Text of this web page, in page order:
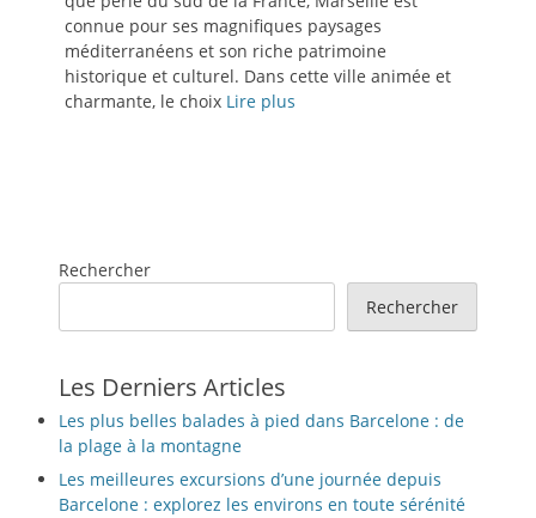
connue pour ses magnifiques paysages
méditerranéens et son riche patrimoine
historique et culturel. Dans cette ville animée et
charmante, le choix Lire plus
Rechercher
Rechercher
Les Derniers Articles
Les plus belles balades à pied dans Barcelone : de
la plage à la montagne
Les meilleures excursions d’une journée depuis
Barcelone : explorez les environs en toute sérénité